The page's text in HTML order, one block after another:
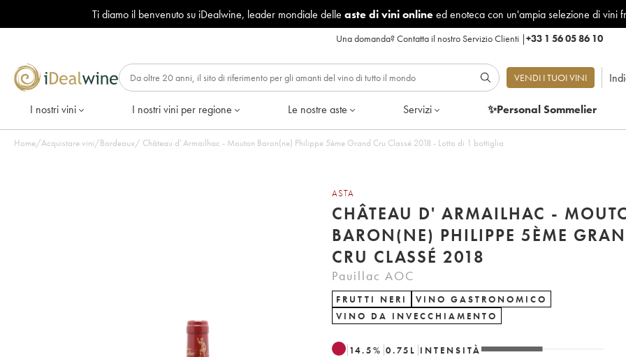
Ti diamo il benvenuto su iDealwine, leader mondiale delle aste di vini onlineed enoteca con un'ampia selezione di vini
Una domanda?Contatta il nostro Servizio Clienti |+33 1 56 05 86 10
VENDI I TUOI VINI
I nostri vini I nostri vini per regione Le nostre aste Servizi ✨Personal Sommelier
Home/Acquistare vini/Bordeaux/ Château d' Armailhac - Mouton Baron(ne) Philippe 5ème Grand Cru Classé 2018 - Lotto di 1 bottiglia
ASTA
CHÂTEAU D' ARMAILHAC -
BARON(NE) PHILIPPE 5ÈME
CRU CLASSÉ 2018
Pauillac AOC
FRUTTI NERI
VINO GASTRONOMICO
VINO DA INVECCHIAMENTO
14.5% 0.75 L INTENSITÀ